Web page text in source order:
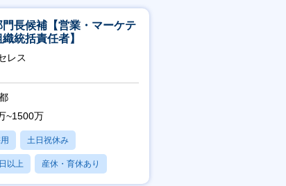
門長候補【営業・マーケテ
統括責任者】
レス
~1500万
土日祝休み
以上 産休・育休あり